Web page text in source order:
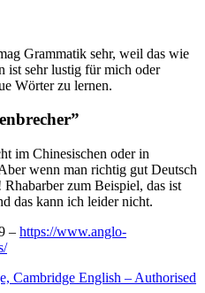
Grammatik sehr, weil das wie
ist sehr lustig für mich oder
Wörter zu lernen.
im Chinesischen oder in
wenn man richtig gut Deutsch
zum Beispiel, das ist
das kann ich leider nicht.
– https://www.anglo-